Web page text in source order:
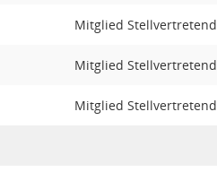
Mitglied Stellvertretend
Mitglied Stellvertretend
Mitglied Stellvertretend